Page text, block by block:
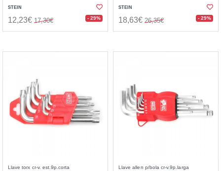
STEIN
12,23€ 17,30€ - 29%
STEIN
18,63€ 26,35€ - 29%
Llave torx cr-v. est.9p.corta Llave allen p/bola cr-v.9p.larga